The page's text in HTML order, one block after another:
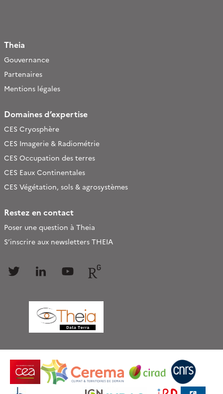
Theia
Gouvernance
Partenaires
Mentions légales
Domaines d’expertise
CES Cryosphère
CES Imagerie & Radiométrie
CES Occupation des terres
CES Eaux Continentales
CES Végétation, sols & agrosystèmes
Restez en contact
Poser une question à Theia
S’inscrire aux newsletters THEIA
Follow Follow